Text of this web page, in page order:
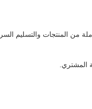
من المنتجات والتسليم